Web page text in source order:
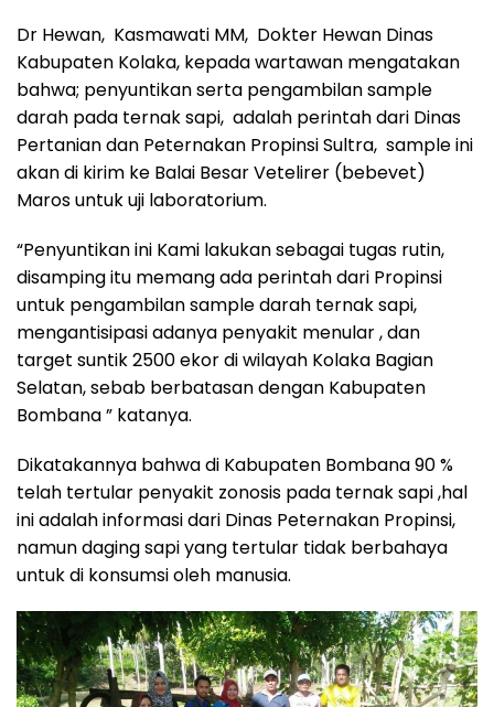
Dr Hewan, Kasmawati MM, Dokter Hewan Dinas
Kabupaten Kolaka, kepada wartawan mengatakan
bahwa; penyuntikan serta pengambilan sample
darah pada ternak sapi, adalah perintah dari Dinas
Pertanian dan Peternakan Propinsi Sultra, sample ini
akan di kirim ke Balai Besar Vetelirer (bebevet)
Maros untuk uji laboratorium.
“Penyuntikan ini Kami lakukan sebagai tugas rutin,
disamping itu memang ada perintah dari Propinsi
untuk pengambilan sample darah ternak sapi,
mengantisipasi adanya penyakit menular , dan
target suntik 2500 ekor di wilayah Kolaka Bagian
Selatan, sebab berbatasan dengan Kabupaten
Bombana ” katanya.
Dikatakannya bahwa di Kabupaten Bombana 90 %
telah tertular penyakit zonosis pada ternak sapi ,hal
ini adalah informasi dari Dinas Peternakan Propinsi,
namun daging sapi yang tertular tidak berbahaya
untuk di konsumsi oleh manusia.